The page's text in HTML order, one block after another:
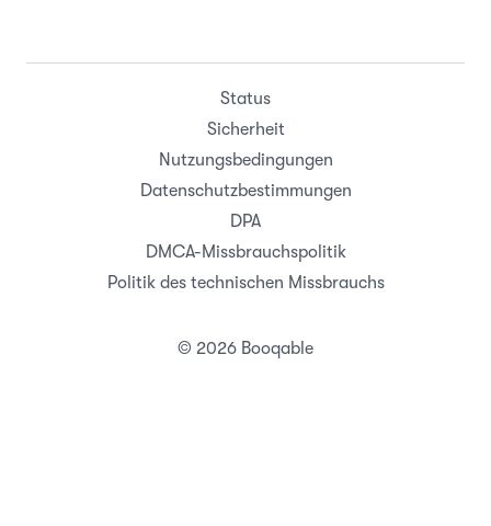
© 2026 Booqable
Status
Sicherheit
Nutzungsbedingungen
Datenschutzbestimmungen
DPA
DMCA-Missbrauchspolitik
Politik des technischen Missbrauchs